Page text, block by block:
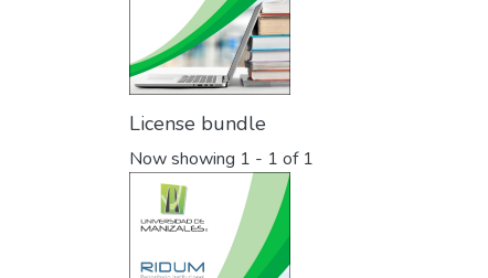
License bundle
Now showing 1 - 1 of 1